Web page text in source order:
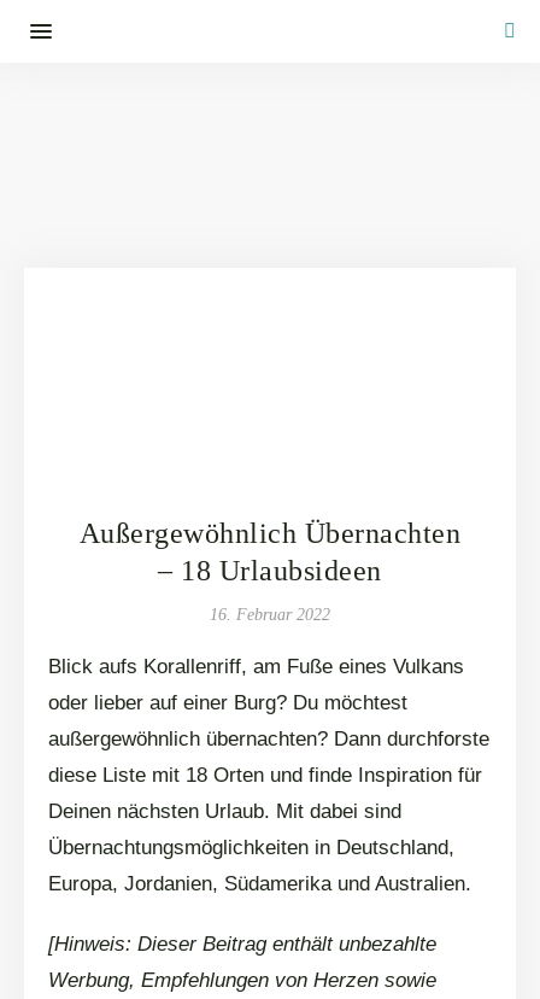
Außergewöhnlich Übernachten
– 18 Urlaubsideen
16. Februar 2022
Blick aufs Korallenriff, am Fuße eines Vulkans
oder lieber auf einer Burg? Du möchtest
außergewöhnlich übernachten? Dann durchforste
diese Liste mit 18 Orten und finde Inspiration für
Deinen nächsten Urlaub. Mit dabei sind
Übernachtungsmöglichkeiten in Deutschland,
Europa, Jordanien, Südamerika und Australien.
[Hinweis: Dieser Beitrag enthält unbezahlte
Werbung, Empfehlungen von Herzen sowie